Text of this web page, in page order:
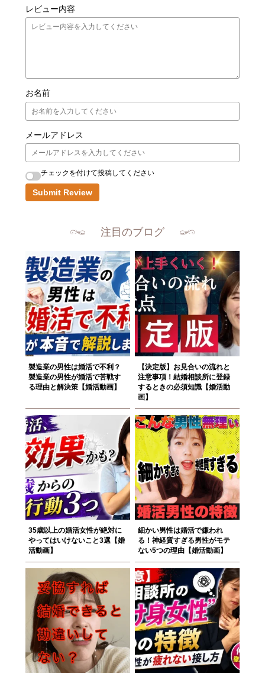
レビュー内容
お名前
メールアドレス
チェックを付けて投稿してください
Submit Review
注目のブログ
製造業の男性は婚活で不利？
製造業の男性が婚活で苦戦す
る理由と解決策【婚活動画】
【決定版】お見合いの流れと
注意事項！結婚相談所に登録
するときの必須知識【婚活動
画】
35歳以上の婚活女性が絶対に
やってはいけないこと3選【婚
活動画】
細かい男性は婚活で嫌われ
る！神経質すぎる男性がモテ
ない5つの理由【婚活動画】